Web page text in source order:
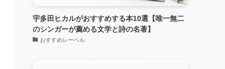
宇多田ヒカルがおすすめする本10選【唯一無二
のシンガーが薦める文学と詩の名著】
おすすめレーベル